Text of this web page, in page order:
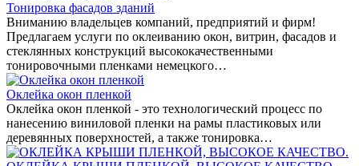
Тонировка фасадов зданий
Вниманию владельцев компаний, предприятий и фирм!
Предлагаем услуги по оклеиванию окон, витрин, фасадов и
стеклянных конструкций высококачественными
тонировочными пленками немецкого…
Оклейка окон пленкой
Оклейка окон пленкой - это технологический процесс по
нанесению виниловой пленки на рамы пластиковых или
деревянных поверхностей, а также тонировка…